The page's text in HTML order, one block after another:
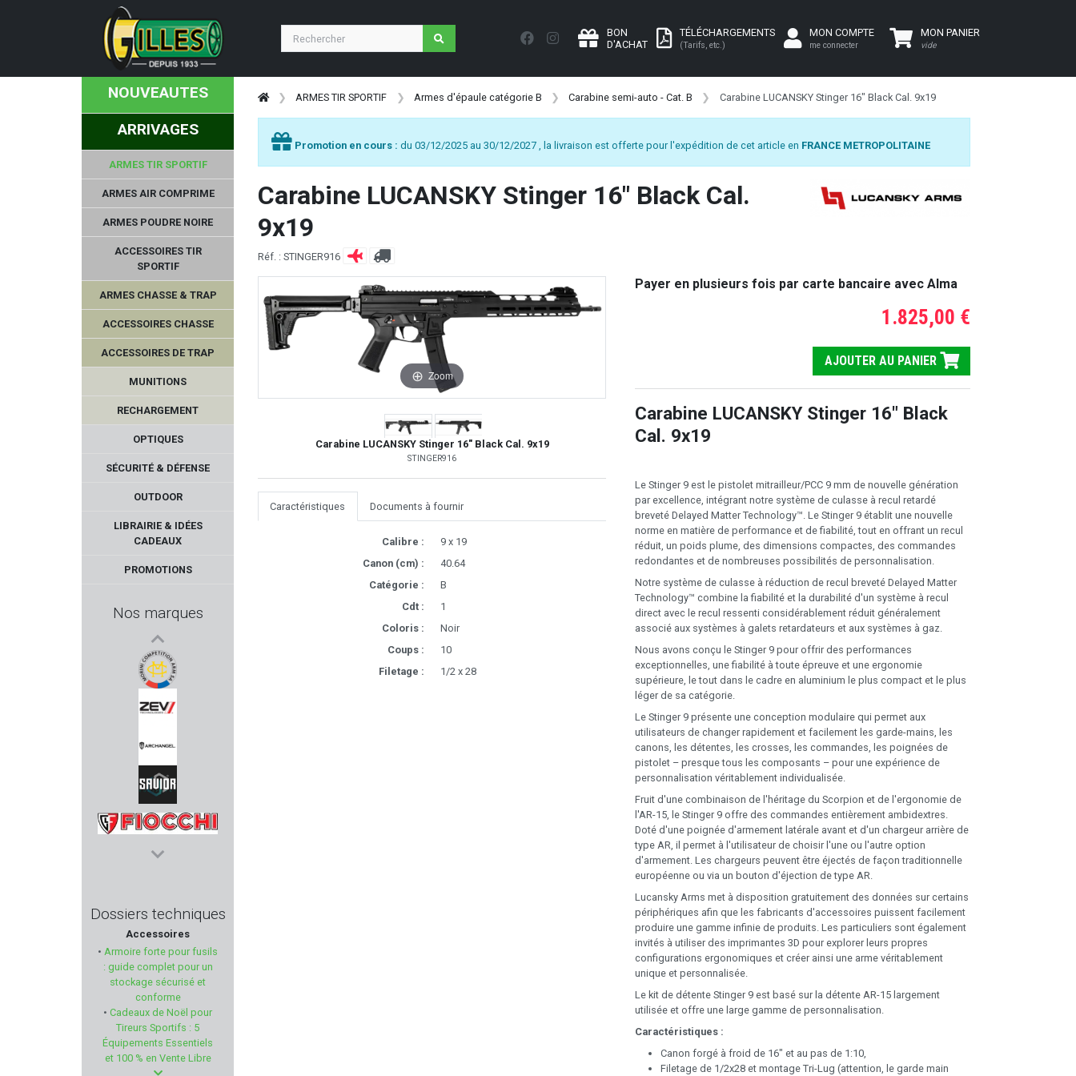
BON
D'ACHAT
TÉLÉCHARGEMENTS
(Tarifs, etc.)
MON COMPTE
me connecter
MON PANIER
vide
NOUVEAUTES
ARRIVAGES
ARMES TIR SPORTIF
ARMES AIR COMPRIME
ARMES POUDRE NOIRE
ACCESSOIRES TIR
SPORTIF
ARMES CHASSE & TRAP
ACCESSOIRES CHASSE
ACCESSOIRES DE TRAP
MUNITIONS
RECHARGEMENT
OPTIQUES
SÉCURITÉ & DÉFENSE
OUTDOOR
LIBRAIRIE & IDÉES
CADEAUX
PROMOTIONS
Nos marques
VARTA
MORINI
ZEV
ARCHANGEL
SAVIOR EQUIPMENT
FIOCCHI
MAGNUM RESEARCH
BENELLI
SUPERLATIVE ARMS
LEE ENFIELD
Dossiers techniques
Accessoires
• Armoire forte pour fusils
: guide complet pour un
stockage sécurisé et
conforme
• Cadeaux de Noël pour
Tireurs Sportifs : 5
Équipements Essentiels
et 100 % en Vente Libre
ARMES TIR SPORTIF Armes d'épaule catégorie B Carabine semi-auto - Cat. B Carabine LUCANSKY Stinger 16" Black Cal. 9x19
Promotion en cours : du 03/12/2025 au 30/12/2027 , la livraison est offerte pour l'expédition de cet article en FRANCE METROPOLITAINE
Carabine LUCANSKY Stinger 16" Black Cal.
9x19
Réf. : STINGER916
Zoom
Carabine LUCANSKY Stinger 16" Black Cal. 9x19
STINGER916
Caractéristiques Documents à fournir
Calibre :
9 x 19
Canon (cm) :
40.64
Catégorie :
B
Cdt :
1
Coloris :
Noir
Coups :
10
Filetage :
1/2 x 28
Payer en plusieurs fois par carte bancaire avec Alma
1.825,00 €
AJOUTER AU PANIER
Carabine LUCANSKY Stinger 16" Black
Cal. 9x19
Le Stinger 9 est le pistolet mitrailleur/PCC 9 mm de nouvelle génération
par excellence, intégrant notre système de culasse à recul retardé
breveté Delayed Matter Technology™. Le Stinger 9 établit une nouvelle
norme en matière de performance et de fiabilité, tout en offrant un recul
réduit, un poids plume, des dimensions compactes, des commandes
redondantes et de nombreuses possibilités de personnalisation.
Notre système de culasse à réduction de recul breveté Delayed Matter
Technology™ combine la fiabilité et la durabilité d'un système à recul
direct avec le recul ressenti considérablement réduit généralement
associé aux systèmes à galets retardateurs et aux systèmes à gaz.
Nous avons conçu le Stinger 9 pour offrir des performances
exceptionnelles, une fiabilité à toute épreuve et une ergonomie
supérieure, le tout dans le cadre en aluminium le plus compact et le plus
léger de sa catégorie.
Le Stinger 9 présente une conception modulaire qui permet aux
utilisateurs de changer rapidement et facilement les garde-mains, les
canons, les détentes, les crosses, les commandes, les poignées de
pistolet – presque tous les composants – pour une expérience de
personnalisation véritablement individualisée.
Fruit d'une combinaison de l'héritage du Scorpion et de l'ergonomie de
l'AR-15, le Stinger 9 offre des commandes entièrement ambidextres.
Doté d'une poignée d'armement latérale avant et d'un chargeur arrière de
type AR, il permet à l'utilisateur de choisir l'une ou l'autre option
d'armement. Les chargeurs peuvent être éjectés de façon traditionnelle
européenne ou via un bouton d'éjection de type AR.
Lucansky Arms met à disposition gratuitement des données sur certains
périphériques afin que les fabricants d'accessoires puissent facilement
produire une gamme infinie de produits. Les particuliers sont également
invités à utiliser des imprimantes 3D pour explorer leurs propres
configurations ergonomiques et créer ainsi une arme véritablement
unique et personnalisée.
Le kit de détente Stinger 9 est basé sur la détente AR-15 largement
utilisée et offre une large gamme de personnalisation.
Caractéristiques :
Canon forgé à froid de 16" et au pas de 1:10,
Filetage de 1/2x28 et montage Tri-Lug (attention, le garde main